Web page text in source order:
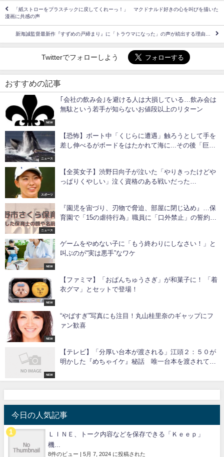
「紙ストローをプラスチックに戻してくれーっ！」 マクドナルド好きの心を叫びを描いた
漫画に共感の声
新海誠監督最新作『すずめの戸締まり』に「トラウマになった」の声が続出する理由…
Twitterでフォローしよう
おすすめの記事
NEW
｢会社の飲み会｣を避ける人は大損している…飲み会は
無駄という若手が知らないお値段以上のリターン
ニュース
【恐怖】ボート中「くじらに遭遇」触ろうとして手を
差し伸べるがボードをはたかれて海に...その後「巨大
スポーツ
【全英女子】渋野日向子が泣いた「やりきったけどや
っぱりくやしい」泣く資格のある戦いだった…
ニュース
『園児を宙づり、刃物で脅迫、部屋に閉じ込め』…保
育園で「15の虐待行為」職員に「口外禁止」の誓約書
NEW
ゲームをやめない子に「もう終わりにしなさい！」と
叫ぶのが“実は悪手”なワケ
NEW
【ファミマ】「おぱんちゅうさぎ」が和菓子に！ 「着
衣グマ」とセットで登場！
NEW
“やばすぎ”写真にも注目！丸山桂里奈のギャップにフ
ァン歓喜
NEW
【テレビ】「分厚い台本が渡される」江頭２：５０が
明かした『めちゃイケ』秘話 唯一台本を渡されてい
今日の人気記事
ＬＩＮＥ、トーク内容などを保存できる「Ｋｅｅｐ」
機...
8件のビュー | 5月 7, 2024 に投稿された